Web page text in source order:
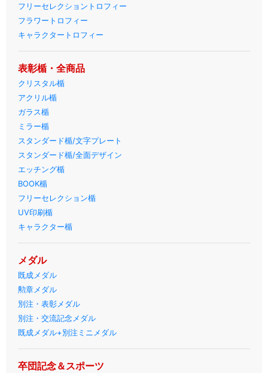
フリーセレクショントロフィー
フラワートロフィー
キャラクタートロフィー
表彰楯・全商品
クリスタル楯
アクリル楯
ガラス楯
ミラー楯
スタンダード楯/文字プレート
スタンダード楯/全面デザイン
エッチング楯
BOOK楯
フリーセレクション楯
UV印刷楯
キャラクター楯
メダル
既成メダル
勲章メダル
別注・表彰メダル
別注・交流記念メダル
既成メダル+別注ミニメダル
卒団記念＆スポーツ